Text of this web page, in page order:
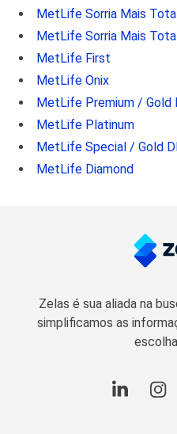
MetLife Sorria Mais
MetLife Sorria Mais
MetLife First
MetLife Onix
MetLife Premium / Gold
MetLife Platinum
MetLife Special / Gold
MetLife Diamond
Zelas é sua aliada na
simplificamos as